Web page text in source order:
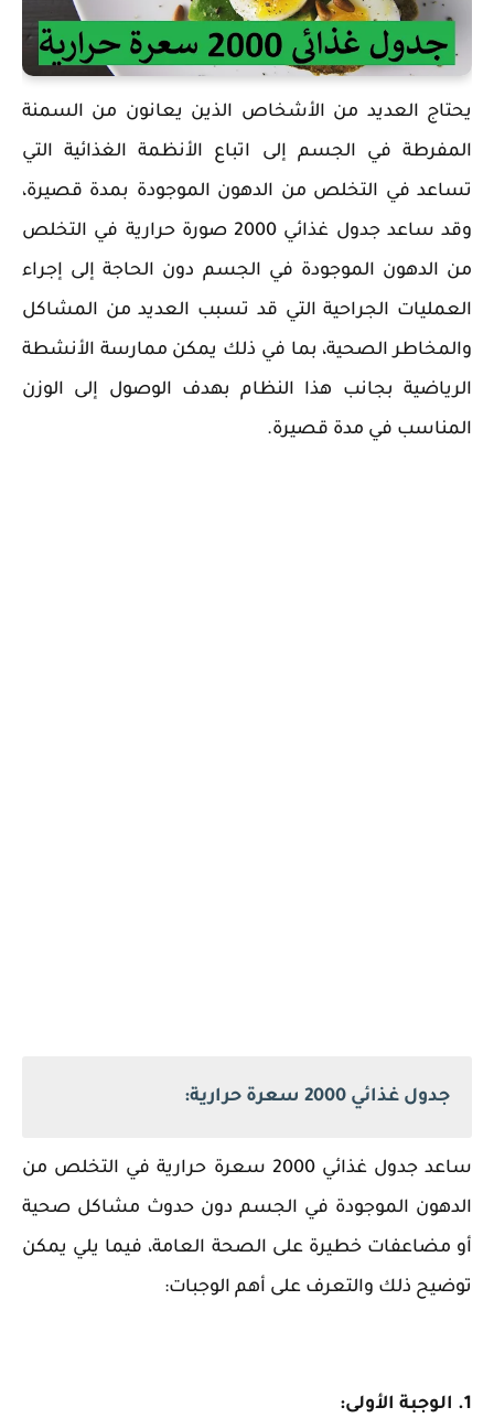
‏يحتاج العديد من الأشخاص الذين يعانون من السمنة
المفرطة في الجسم إلى اتباع الأنظمة الغذائية التي
تساعد في التخلص من الدهون الموجودة بمدة قصيرة،
وقد ساعد جدول غذائي 2000 صورة حرارية في التخلص
من الدهون الموجودة في الجسم دون الحاجة إلى إجراء
العمليات الجراحية التي قد تسبب العديد من المشاكل
والمخاطر الصحية، بما في ذلك يمكن ممارسة الأنشطة
الرياضية بجانب هذا النظام بهدف الوصول إلى الوزن
المناسب في مدة قصيرة.
جدول غذائي 2000 سعرة حرارية:
ساعد جدول غذائي 2000 سعرة حرارية في التخلص من
الدهون الموجودة في الجسم دون حدوث مشاكل صحية
أو مضاعفات خطيرة على الصحة العامة، فيما يلي يمكن
توضيح ذلك والتعرف على أهم الوجبات:
1. الوجبة الأولى: